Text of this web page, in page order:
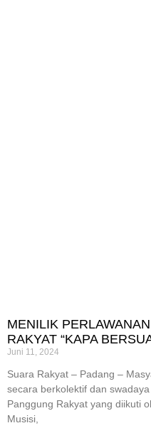
MENILIK
RAKYAT “KAPA
Juni 11, 2024
Suara Rakyat – Padang –
secara berkolektif dan
Panggung Rakyat yang diikuti
Musisi,